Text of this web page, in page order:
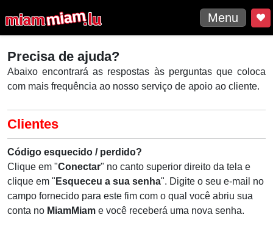
Menu
Precisa de ajuda?
Abaixo encontrará as respostas às perguntas que coloca
com mais frequência ao nosso serviço de apoio ao cliente.
Clientes
Código esquecido / perdido?
Clique em "Conectar" no canto superior direito da tela e
clique em " Esqueceu a sua senha". Digite o seu e-mail no
campo fornecido para este fim com o qual você abriu sua
conta no MiamMiam e você receberá uma nova senha.